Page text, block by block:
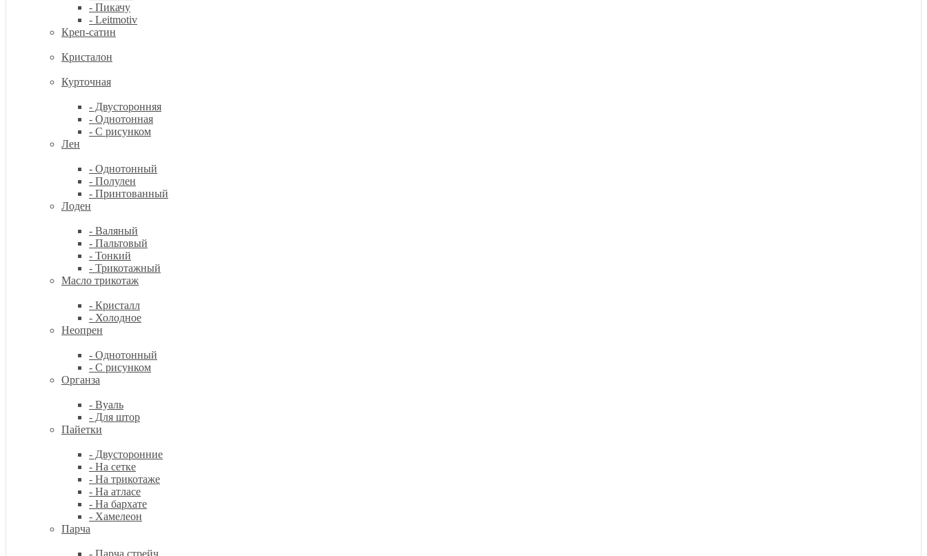
- Пикачу
- Leitmotiv
Креп-сатин
Кристалон
Курточная
- Двусторонняя
- Однотонная
- С рисунком
Лен
- Однотонный
- Полулен
- Принтованный
Лоден
- Валяный
- Пальтовый
- Тонкий
- Трикотажный
Масло трикотаж
- Кристалл
- Холодное
Неопрен
- Однотонный
- С рисунком
Органза
- Вуаль
- Для штор
Пайетки
- Двусторонние
- На сетке
- На трикотаже
- На атласе
- На бархате
- Хамелеон
Парча
- Парча стрейч